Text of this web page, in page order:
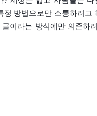
방법으로만 소통하려고
이라는 방식에만 의존하